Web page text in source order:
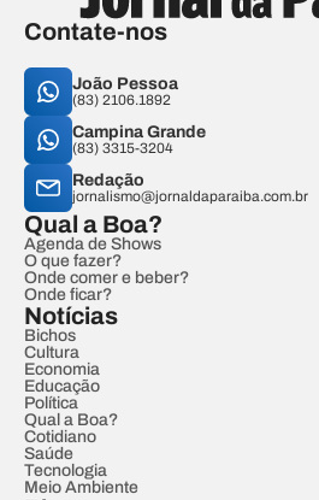
Contate-nos
João Pessoa
(83) 2106.1892
Campina Grande
(83) 3315-3204
Redação
jornalismo@jornaldaparaiba.com.br
Qual a Boa?
Agenda de Shows
O que fazer?
Onde comer e beber?
Onde ficar?
Notícias
Bichos
Cultura
Economia
Educação
Política
Qual a Boa?
Cotidiano
Saúde
Tecnologia
Meio Ambiente